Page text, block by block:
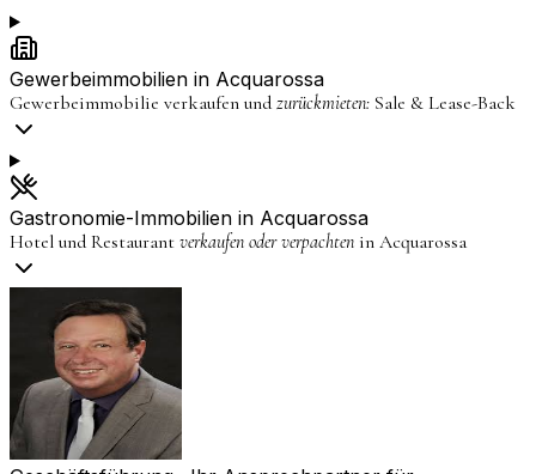
Gewerbeimmobilien in Acquarossa
Gewerbeimmobilie verkaufen und zurückmieten: Sale & Lease-Back
Gastronomie-Immobilien in Acquarossa
Hotel und Restaurant verkaufen oder verpachten in Acquarossa